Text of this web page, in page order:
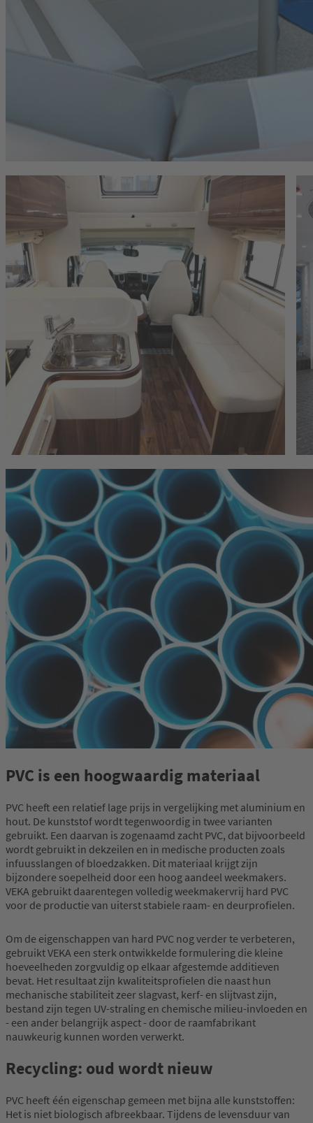
PVC is een hoogwaardig materiaal
PVC heeft een relatief lage prijs in vergelijking met aluminium en
hout. De kunststof wordt tegenwoordig in twee varianten
gebruikt. Een daarvan is zogenaamd zacht PVC, dat bijvoorbeeld
wordt gebruikt in dekzeilen en in medische producten zoals
infuusslangen of bloedzakken. Dit materiaal krijgt zijn
bijzondere soepelheid door een hoog aandeel weekmakers.
VEKA gebruikt daarentegen volledig weekmakervrij hard PVC
voor de productie van uiterst stabiele raam- en deurprofielen.
Om de eigenschappen van hard PVC nog verder te verbeteren,
gebruikt VEKA een sterk ontwikkelde formulering die kleine
hoeveelheden zorgvuldig op elkaar afgestemde additieven
bevat. Het resultaat zijn kwaliteitsprofielen die naast hun
mechanische stabiliteit zeer slagvast, kerf- en slijtvast zijn,
bestand zijn tegen UV-straling en chemische milieu-invloeden en
- een ander belangrijk aspect - door de raamfabrikant
nauwkeurig kunnen worden verwerkt.
Recycling: oud wordt nieuw
PVC heeft één eigenschap gemeen met bijna alle kunststoffen:
Het is niet biologisch afbreekbaar. Tijdens de levensduur van